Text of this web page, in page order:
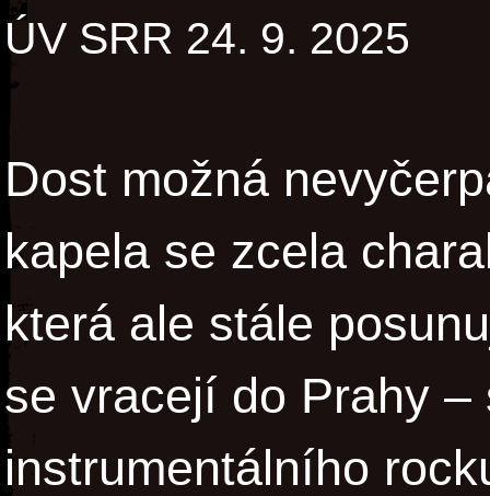
ÚV SRR 24. 9. 2025
Dost možná
kapela se zcela
která ale stále
se vracejí do Prahy
instrumentálního